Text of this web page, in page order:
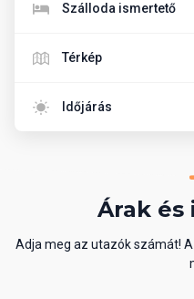
Szálloda ismertető
Térkép
Időjárás
Árak
Adja meg az utazók számát!